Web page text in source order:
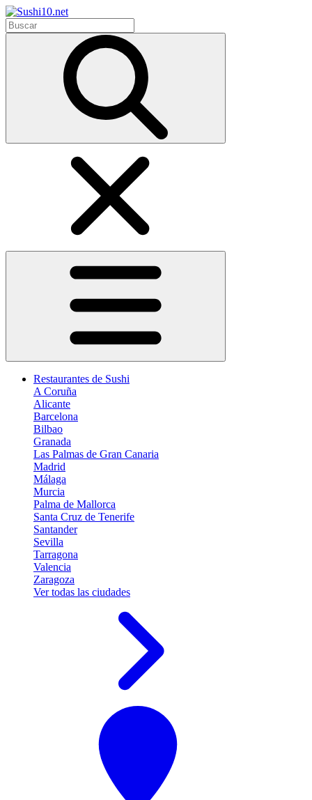
Restaurantes de Sushi
A Coruña
Alicante
Barcelona
Bilbao
Granada
Las Palmas de Gran Canaria
Madrid
Málaga
Murcia
Palma de Mallorca
Santa Cruz de Tenerife
Santander
Sevilla
Tarragona
Valencia
Zaragoza
Ver todas las ciudades